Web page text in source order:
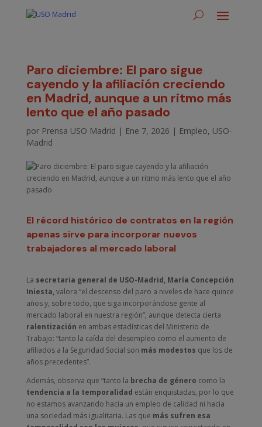
Paro diciembre: El paro sigue
cayendo y la afiliación creciendo
en Madrid, aunque a un ritmo más
lento que el año pasado
por Prensa USO Madrid | Ene 7, 2026 | Empleo, USO-
Madrid
El récord histórico de contratos en la región
apenas sirve para incorporar nuevos
trabajadores al mercado laboral
La secretaria general de USO-Madrid, María Concepción
Iniesta,valora “el descenso del paro a niveles de hace quince
años y, sobre todo, que siga incorporándose gente al
mercado laboral en nuestra región”, aunque detecta cierta
ralentización en ambas estadísticas del Ministerio de
Trabajo: “tanto la caída del desempleo como el aumento de
afiliados a la Seguridad Social son más modestos que los de
años precedentes”.
Además, observa que “tanto la brecha de género como la
tendencia a la temporalidad están enquistadas, por lo que
no estamos avanzando hacia un empleo de calidad ni hacia
una sociedad más igualitaria. Las que más sufren esa